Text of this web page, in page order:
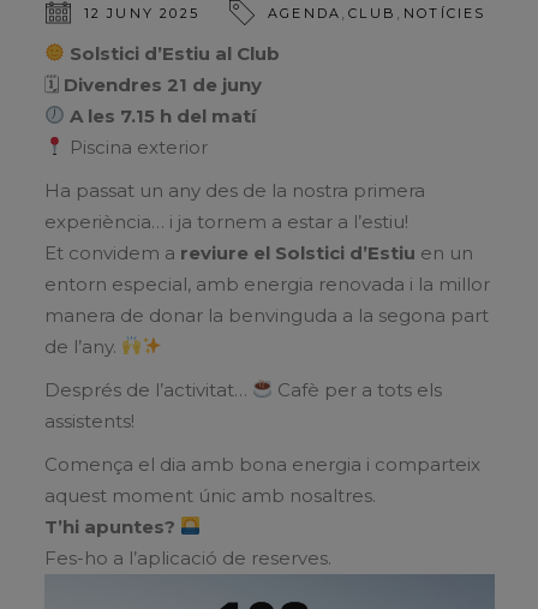
12 JUNY 2025 AGENDA ,CLUB NOTÍCIES
Solstici d’Estiu al Club
🗓 Divendres 21 de juny
A les 7.15 h del matí
Piscina exterior
Ha passat un any des de la nostra primera
experiència… i ja tornem a estar a l’estiu!
Et convidem a reviure el Solstici d’Estiu en un
entorn especial, amb energia renovada i la millor
manera de donar la benvinguda a la segona part
de l’any.
Després de l’activitat…
Cafè per a tots els
assistents!
Comença el dia amb bona energia i comparteix
aquest moment únic amb nosaltres.
T’hi apuntes?
Fes-ho a l’aplicació de reserves.